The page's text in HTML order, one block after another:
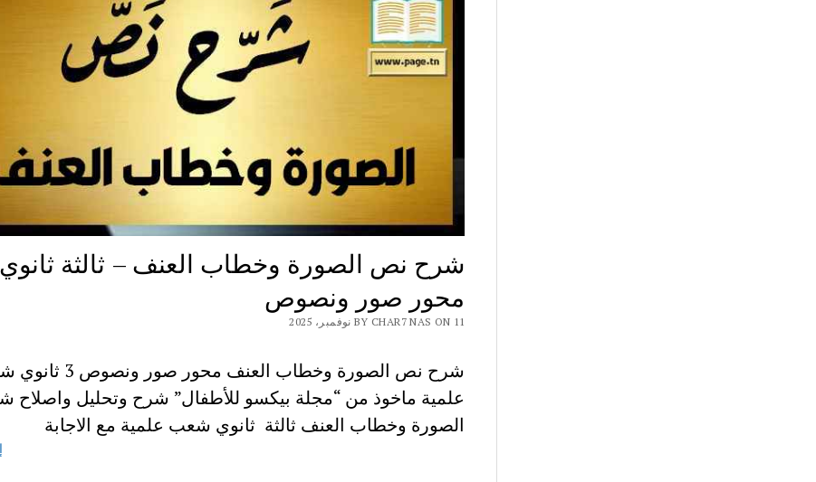
شرح نص الصورة وخطاب العنف – ثالثة
محور صور ونصوص
BY CHAR7 NAS ON 11 نوفمبر، 2025
شرح نص الصورة وخطاب العنف محور
علمية ماخوذ من “مجلة بيكسو للأطفال” شرح وتحليل واصلاح
الصورة وخطاب العنف ثالثة ثانوي شعب علمية مع الاجابة